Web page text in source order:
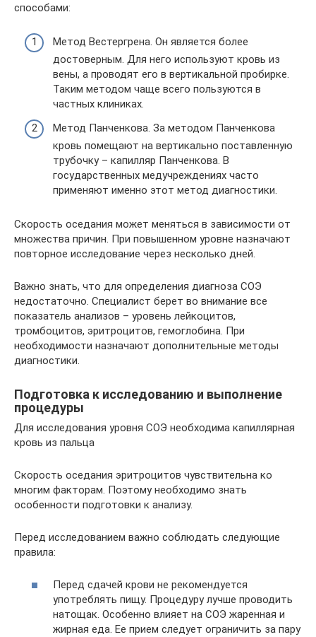
способами:
Метод Вестергрена. Он является более
достоверным. Для него используют кровь из
вены, а проводят его в вертикальной пробирке.
Таким методом чаще всего пользуются в
частных клиниках.
Метод Панченкова. За методом Панченкова
кровь помещают на вертикально поставленную
трубочку – капилляр Панченкова. В
государственных медучреждениях часто
применяют именно этот метод диагностики.
Скорость оседания может меняться в зависимости от
множества причин. При повышенном уровне назначают
повторное исследование через несколько дней.
Важно знать, что для определения диагноза СОЭ
недостаточно. Специалист берет во внимание все
показатель анализов – уровень лейкоцитов,
тромбоцитов, эритроцитов, гемоглобина. При
необходимости назначают дополнительные методы
диагностики.
Подготовка к исследованию и выполнение
процедуры
Для исследования уровня СОЭ необходима капиллярная
кровь из пальца
Скорость оседания эритроцитов чувствительна ко
многим факторам. Поэтому необходимо знать
особенности подготовки к анализу.
Перед исследованием важно соблюдать следующие
правила:
Перед сдачей крови не рекомендуется
употреблять пищу. Процедуру лучше проводить
натощак. Особенно влияет на СОЭ жаренная и
жирная еда. Ее прием следует ограничить за пару